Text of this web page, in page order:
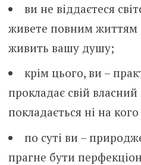
ви не віддаєтеся
живете повним життям
живить вашу душу;
крім цього, ви –
прокладає свій
покладається ні на
по суті ви –
прагне бути